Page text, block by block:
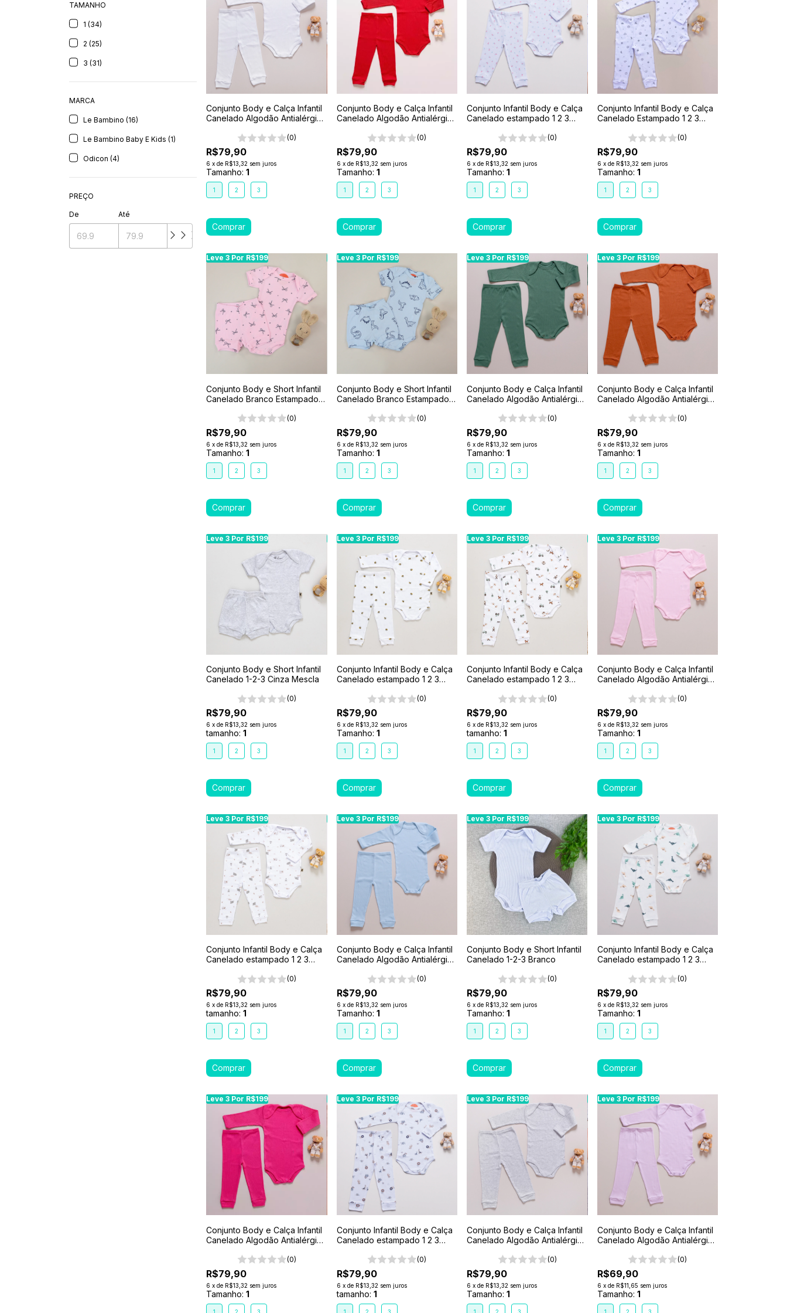
TAMANHO
1 (34)
2 (25)
3 (31)
MARCA
Le Bambino (16)
Le Bambino Baby E Kids (1)
Odicon (4)
PREÇO
De Até
Conjunto Body e Calça Infantil
Canelado Algodão Antialérgico
(0)
R$79,90
6 xde R$13,32 sem juros
Tamanho:1
1 2 3
Conjunto Body e Calça Infantil
Canelado Algodão Antialérgico
(0)
R$79,90
6 x de R$13,32 sem juros
Tamanho: 1
1 2 3
Conjunto Infantil Body e Calça
Canelado estampado 1 2 3
(0)
R$79,90
6 xde R$13,32 sem juros
Tamanho:1
1 2 3
Conjunto Infantil Body e Calça
Canelado Estampado 1 2 3
(0)
R$79,90
6 x de R$13,32 sem juros
Tamanho: 1
1 2 3
Leve 3 Por R$199
Leve 3 Por R$199 Leve 3 Por R$199 Leve 3 Por R$199
Conjunto Body e Short Infantil
Canelado Branco Estampado 1
(0)
R$79,90
6 xde R$13,32 sem juros
Tamanho:1
1 2 3
Leve 3 Por R$199
Leve 3 Por R$199 Leve 3 Por R$199 Leve 3 Por R$199
Conjunto Body e Short Infantil
Canelado Branco Estampado 1
(0)
R$79,90
6 x de R$13,32 sem juros
Tamanho: 1
1 2 3
Leve 3 Por R$199
Leve 3 Por R$199 Leve 3 Por R$199
Conjunto Body e Calça Infantil
Canelado Algodão Antialérgico
(0)
R$79,90
6 xde R$13,32 sem juros
Tamanho:1
1 2 3
Leve 3 Por R$199
Leve 3 Por R$199
Conjunto Body e Calça Infantil
Canelado Algodão Antialérgico
(0)
R$79,90
6 x de R$13,32 sem juros
Tamanho: 1
1 2 3
Leve 3 Por R$199
Leve 3 Por R$199 Leve 3 Por R$199 Leve 3 Por R$199
Conjunto Body e Short Infantil
Canelado 1-2-3 Cinza Mescla
(0)
R$79,90
6 xde R$13,32 sem juros
tamanho:1
1 2 3
Leve 3 Por R$199
Leve 3 Por R$199 Leve 3 Por R$199 Leve 3 Por R$199
Conjunto Infantil Body e Calça
Canelado estampado 1 2 3
(0)
R$79,90
6 x de R$13,32 sem juros
Tamanho: 1
1 2 3
Leve 3 Por R$199
Leve 3 Por R$199 Leve 3 Por R$199
Conjunto Infantil Body e Calça
Canelado estampado 1 2 3
(0)
R$79,90
6 xde R$13,32 sem juros
tamanho:1
1 2 3
Leve 3 Por R$199
Leve 3 Por R$199
Conjunto Body e Calça Infantil
Canelado Algodão Antialérgico
(0)
R$79,90
6 x de R$13,32 sem juros
Tamanho: 1
1 2 3
Leve 3 Por R$199
Leve 3 Por R$199 Leve 3 Por R$199 Leve 3 Por R$199
Conjunto Infantil Body e Calça
Canelado estampado 1 2 3
(0)
R$79,90
6 xde R$13,32 sem juros
tamanho:1
1 2 3
Leve 3 Por R$199
Leve 3 Por R$199 Leve 3 Por R$199 Leve 3 Por R$199
Conjunto Body e Calça Infantil
Canelado Algodão Antialérgico
(0)
R$79,90
6 x de R$13,32 sem juros
Tamanho: 1
1 2 3
Leve 3 Por R$199
Leve 3 Por R$199
Conjunto Body e Short Infantil
Canelado 1-2-3 Branco
(0)
R$79,90
6 xde R$13,32 sem juros
Tamanho:1
1 2 3
Leve 3 Por R$199
Leve 3 Por R$199
Conjunto Infantil Body e Calça
Canelado estampado 1 2 3
(0)
R$79,90
6 x de R$13,32 sem juros
Tamanho: 1
1 2 3
Leve 3 Por R$199
Leve 3 Por R$199 Leve 3 Por R$199 Leve 3 Por R$199
Conjunto Body e Calça Infantil
Canelado Algodão Antialérgico
(0)
R$79,90
6 xde R$13,32 sem juros
Tamanho:1
Leve 3 Por R$199
Leve 3 Por R$199 Leve 3 Por R$199 Leve 3 Por R$199
Conjunto Infantil Body e Calça
Canelado estampado 1 2 3
(0)
R$79,90
6 x de R$13,32 sem juros
tamanho: 1
Leve 3 Por R$199
Leve 3 Por R$199 Leve 3 Por R$199
Conjunto Body e Calça Infantil
Canelado Algodão Antialérgico
(0)
R$79,90
6 xde R$13,32 sem juros
Tamanho:1
Leve 3 Por R$199
Leve 3 Por R$199
Conjunto Body e Calça Infantil
Canelado Algodão Antialérgico
(0)
R$69,90
6 x de R$11,65 sem juros
Tamanho: 1